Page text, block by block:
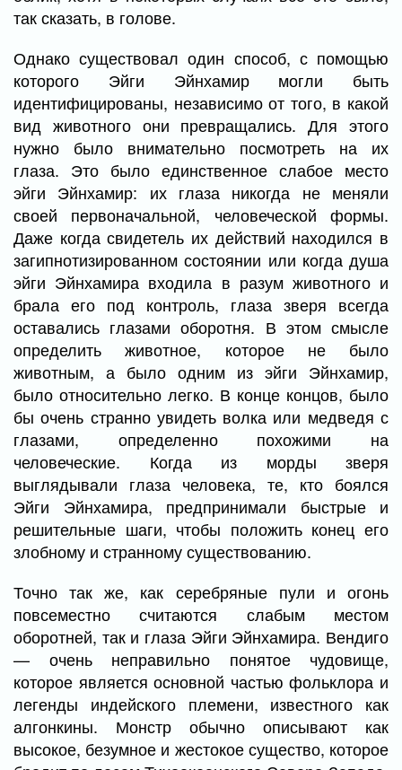
так сказать, в голове.
Однако существовал один способ, с помощью
которого Эйги Эйнхамир могли быть
идентифицированы, независимо от того, в какой
вид животного они превращались. Для этого
нужно было внимательно посмотреть на их
глаза. Это было единственное слабое место
эйги Эйнхамир: их глаза никогда не меняли
своей первоначальной, человеческой формы.
Даже когда свидетель их действий находился в
загипнотизированном состоянии или когда душа
эйги Эйнхамира входила в разум животного и
брала его под контроль, глаза зверя всегда
оставались глазами оборотня. В этом смысле
определить животное, которое не было
животным, а было одним из эйги Эйнхамир,
было относительно легко. В конце концов, было
бы очень странно увидеть волка или медведя с
глазами, определенно похожими на
человеческие. Когда из морды зверя
выглядывали глаза человека, те, кто боялся
Эйги Эйнхамира, предпринимали быстрые и
решительные шаги, чтобы положить конец его
злобному и странному существованию.
Точно так же, как серебряные пули и огонь
повсеместно считаются слабым местом
оборотней, так и глаза Эйги Эйнхамира. Вендиго
— очень неправильно понятое чудовище,
которое является основной частью фольклора и
легенды индейского племени, известного как
алгонкины. Монстр обычно описывают как
высокое, безумное и жестокое существо, которое